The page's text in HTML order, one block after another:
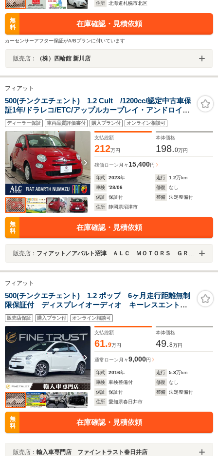
住所
北海道札幌市北区
無
料
在庫確認・見積依頼
カーセンサーアフター保証がA/Bプランに付いています
販売店： （株）四輪館 新川店
フィアット
500(チンクエチェント) 1.2 Cult /1200cc/認定中古車保
証1年/ドラレコ/ETC/アップルカープレイ・アンドロイド
オート対応
ディーラー保証 車両品質評価書付 購入プラン付 オンライン相談可
支払総額
212万円
本体価格
198.0万円
残価ローン 月々 15,400円
年式 2023年 走行 1.2万km
車検
'28/06 修復
なし
保証
保証付 整備
法定整備付
住所
静岡県沼津市
無
料
在庫確認・見積依頼
販売店： フィアット／アバルト沼津 ＡＬＣ ＭＯＴＯＲＳ ＧＲＯＵＰ
フィアット
500(チンクエチェント) 1.2 ポップ 6ヶ月走行距離無制
限保証付 ディスプレイオーディオ キーレスエントリ
ー 禁煙車 純正15インチアルミホイール Bluetooth
フォグランプ エアコン アイドリングストップ MTモ
ード付オートマチックシフト
販売店保証 購入プラン付 オンライン相談可
支払総額
61.9万円
本体価格
49.8万円
通常ローン 月々9,000円
年式 2016年 走行 5.3万km
車検
車検整備付 修復
なし
保証
保証付 整備
法定整備付
住所
愛知県春日井市
無
料
在庫確認・見積依頼
販売店： 輸入車専門店 ファイントラスト春日井店